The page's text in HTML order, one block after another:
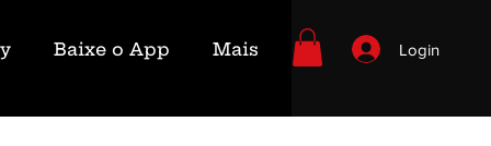
Baixe o App Mais Login